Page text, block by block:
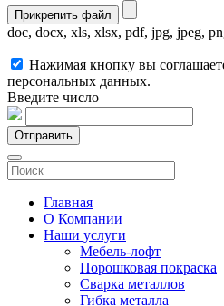
Прикрепить файл
doc, docx, xls, xlsx, pdf, jpg, jpeg,
Нажимая кнопку вы
персональных данных.
Введите число
Отправить
Главная
О Компании
Наши услуги
Мебель-лофт
Порошковая покраска
Сварка металлов
Гибка металла